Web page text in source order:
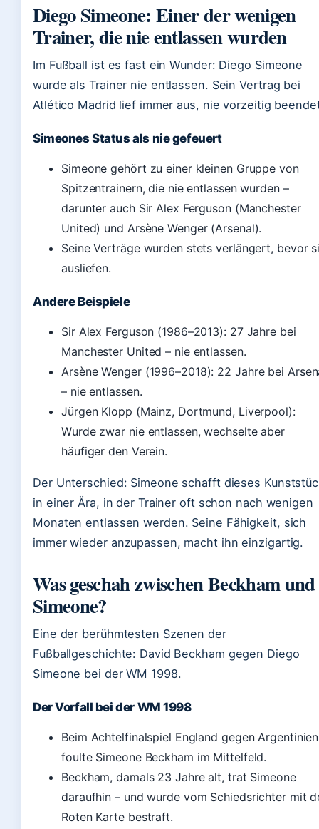
Diego Simeone: Einer der wenigen
Trainer, die nie entlassen wurden
Im Fußball ist es fast ein Wunder: Diego Simeone
wurde als Trainer nie entlassen. Sein Vertrag bei
Atlético Madrid lief immer aus, nie vorzeitig
Simeones Status als nie gefeuert
Simeone gehört zu einer kleinen Gruppe von
Spitzentrainern, die nie entlassen wurden –
darunter auch Sir Alex Ferguson (Manchester
United) und Arsène Wenger (Arsenal).
Seine Verträge wurden stets verlängert, bevor
ausliefen.
Andere Beispiele
Sir Alex Ferguson (1986–2013): 27 Jahre bei
Manchester United – nie entlassen.
Arsène Wenger (1996–2018): 22 Jahre bei
– nie entlassen.
Jürgen Klopp (Mainz, Dortmund, Liverpool):
Wurde zwar nie entlassen, wechselte aber
häufiger den Verein.
Der Unterschied: Simeone schafft dieses
in einer Ära, in der Trainer oft schon nach wenigen
Monaten entlassen werden. Seine Fähigkeit, sich
immer wieder anzupassen, macht ihn einzigartig.
Was geschah zwischen Beckham und
Simeone?
Eine der berühmtesten Szenen der
Fußballgeschichte: David Beckham gegen Diego
Simeone bei der WM 1998.
Der Vorfall bei der WM 1998
Beim Achtelfinalspiel England gegen Argentinien
foulte Simeone Beckham im Mittelfeld.
Beckham, damals 23 Jahre alt, trat Simeone
daraufhin – und wurde vom Schiedsrichter mit
Roten Karte bestraft.